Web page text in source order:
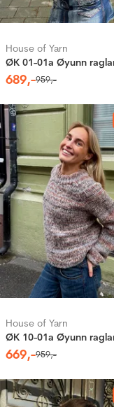
House of Yarn
ØK 01-01a Øyunn
689,-959,-
House of Yarn
669,-959,-